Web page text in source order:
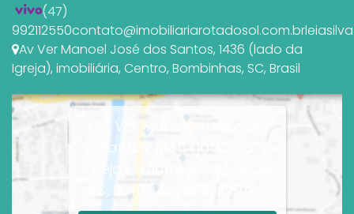
(47)
992112550contato@imobiliariarotadosol.com.br
Av Ver Manoel José dos Santos, 1436 (lado da
Igreja), imobiliária, Centro, Bombinhas, SC, Brasil
Av Ver Manoel José dos
Santos, 1436 (lado da
Igreja), Centro, Bombinhas,
SC, Santa Catarina, Brasil